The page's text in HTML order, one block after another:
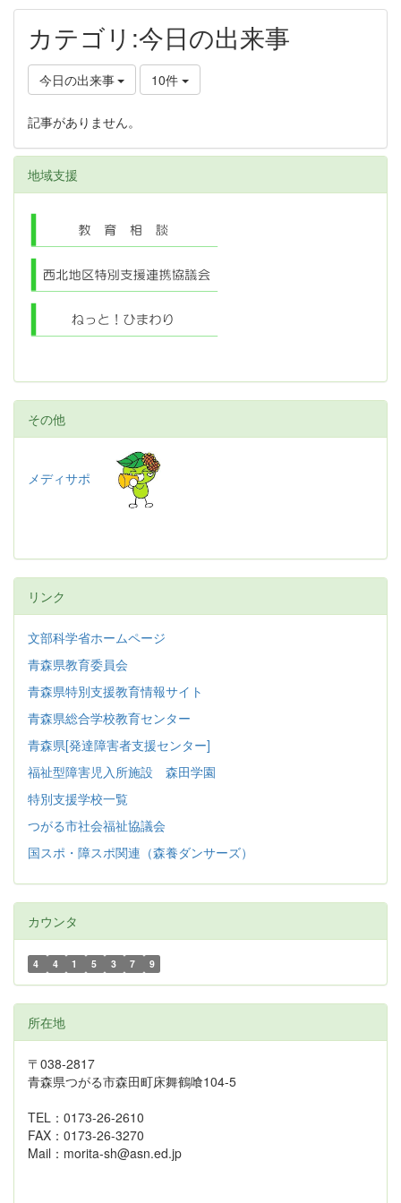
カテゴリ:今日の出来事
今日の出来事 10件
記事がありません。
地域支援
その他
メディサポ
リンク
文部科学省ホームページ
青森県教育委員会
青森県特別支援教育情報サイト
青森県総合学校教育センター
青森県[発達障害者支援センター]
福祉型障害児入所施設 森田学園
特別支援学校一覧
つがる市社会福祉協議会
国スポ・障スポ関連（森養ダンサーズ）
カウンタ
4 4 1 5 3 7 9
所在地
〒038-2817
青森県つがる市森田町床舞鶴喰104-5
TEL：0173-26-2610
FAX：0173-26-3270
Mail：morita-sh@asn.ed.jp